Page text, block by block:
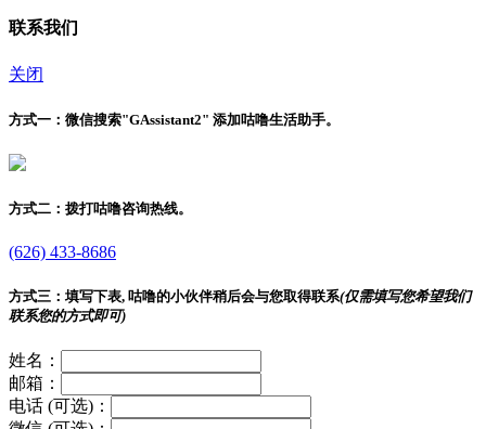
联系我们
关闭
方式一： 微信搜索"GAssistant2" 添加咕噜生活助手。
方式二： 拨打咕噜咨询热线。
(626) 433-8686
方式三： 填写下表, 咕噜的小伙伴稍后会与您取得联系(仅需填写您希望我们
联系您的方式即可)
姓名：
邮箱：
电话 (可选)：